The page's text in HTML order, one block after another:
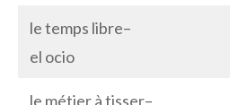
le temps libre–
el ocio
le métier à tisser–